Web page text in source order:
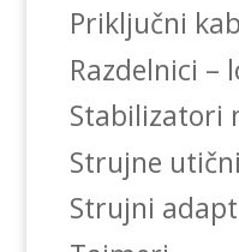
Priključni
Razdelnici –
Stabilizatori
Strujne
Strujni